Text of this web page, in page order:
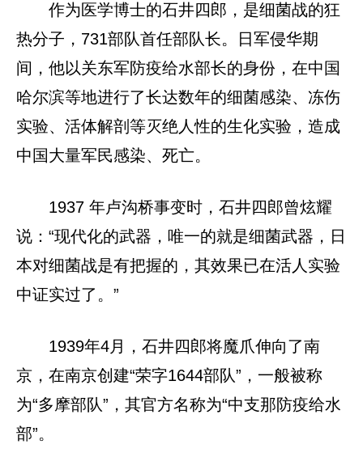
作为医学博士的石井四郎，是细菌战的狂
热分子，731部队首任部队长。日军侵华期
间，他以关东军防疫给水部长的身份，在中国
哈尔滨等地进行了长达数年的细菌感染、冻伤
实验、活体解剖等灭绝人性的生化实验，造成
中国大量军民感染、死亡。
1937 年卢沟桥事变时，石井四郎曾炫耀
说：“现代化的武器，唯一的就是细菌武器，日
本对细菌战是有把握的，其效果已在活人实验
中证实过了。”
1939年4月，石井四郎将魔爪伸向了南
京，在南京创建“荣字1644部队”，一般被称
为“多摩部队”，其官方名称为“中支那防疫给水
部”。